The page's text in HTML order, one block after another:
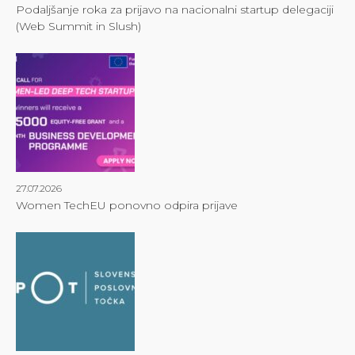
Podaljšanje roka za prijavo na nacionalni startup delegaciji
(Web Summit in Slush)
27.07.2026
Women TechEU ponovno odpira prijave